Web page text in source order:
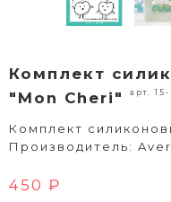
Комплект
"Mon Cheri"
арт. 15-
Комплект
Производитель:
450 ₽